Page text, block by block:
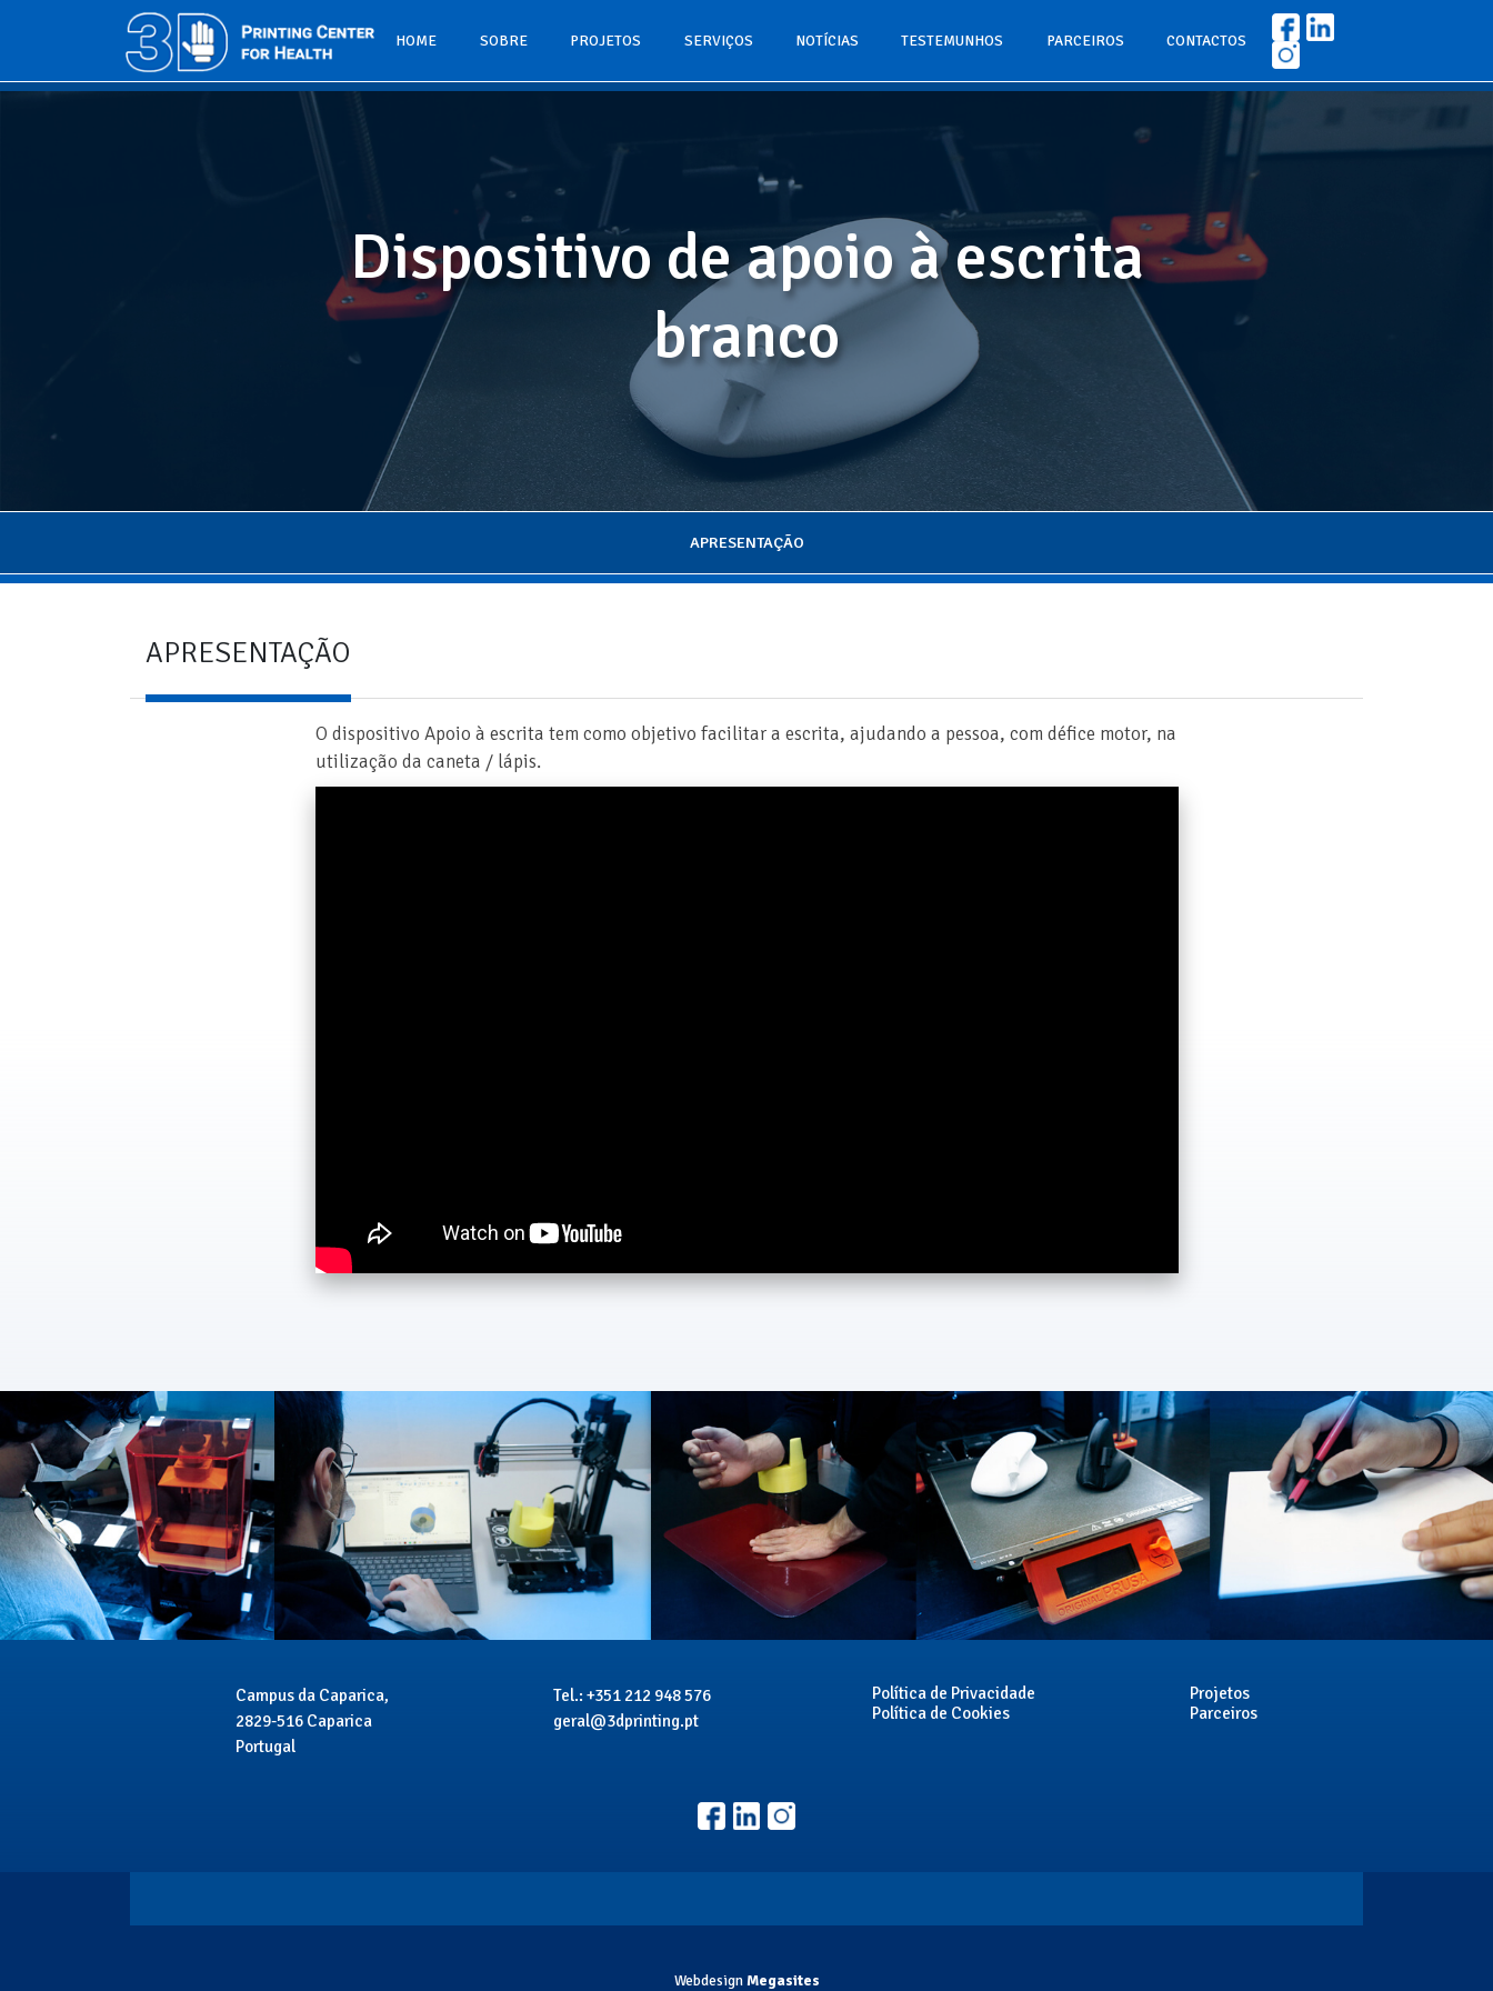
HOME SOBRE PROJETOS SERVIÇOS NOTÍCIAS TESTEMUNHOS PARCEIROS CONTACTOS
Dispositivo de apoio à escrita
branco
APRESENTAÇÃO
APRESENTAÇÃO
O dispositivo Apoio à escrita tem como objetivo facilitar a escrita, ajudando a pessoa, com défice motor, na
utilização da caneta / lápis.
Campus da Caparica,
2829-516 Caparica
Portugal
Tel.: +351 212 948 576
geral@3dprinting.pt
Política de Privacidade
Política de Cookies
Projetos
Parceiros
Webdesign Megasites